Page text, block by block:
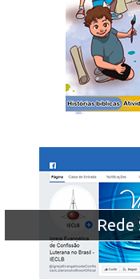
Rede